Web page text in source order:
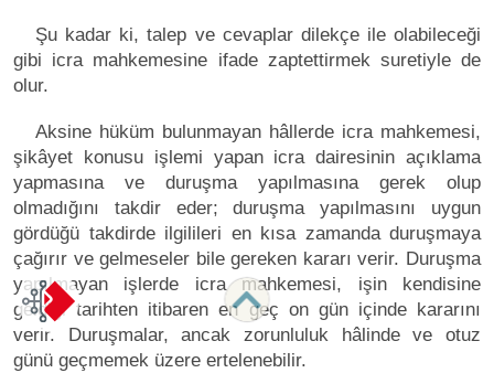
Şu kadar ki, talep ve cevaplar dilekçe ile olabileceği
gibi icra mahkemesine ifade zaptettirmek suretiyle de
olur.
Aksine hüküm bulunmayan hâllerde icra mahkemesi,
şikâyet konusu işlemi yapan icra dairesinin açıklama
yapmasına ve duruşma yapılmasına gerek olup
olmadığını takdir eder; duruşma yapılmasını uygun
gördüğü takdirde ilgilileri en kısa zamanda duruşmaya
çağırır ve gelmeseler bile gereken kararı verir. Duruşma
yapılmayan işlerde icra mahkemesi, işin kendisine
geldiği tarihten itibaren en geç on gün içinde kararını
verir. Duruşmalar, ancak zorunluluk hâlinde ve otuz
günü geçmemek üzere ertelenebilir.